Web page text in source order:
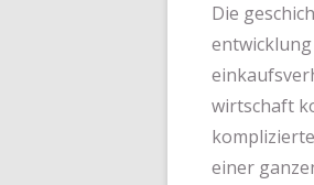
Die
wirtschaft
einer